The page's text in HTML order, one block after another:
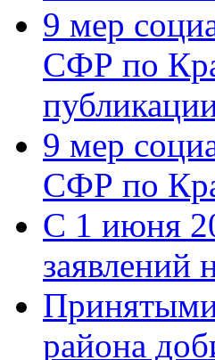
9 мер
СФР по
9 мер
СФР по
С 1 июня
заявлений
Принятыми
района